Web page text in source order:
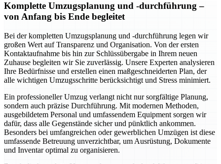
Komplette Umzugsplanung und -durchführung –
von Anfang bis Ende begleitet
Bei der kompletten Umzugsplanung und -durchführung legen wir
großen Wert auf Transparenz und Organisation. Von der ersten
Kontaktaufnahme bis hin zur Schlüssübergabe in Ihrem neuen
Zuhause begleiten wir Sie zuverlässig. Unsere Experten analysieren
Ihre Bedürfnisse und erstellen einen maßgeschneiderten Plan, der
alle wichtigen Umzugsschritte berücksichtigt und Stress minimiert.
Ein professioneller Umzug verlangt nicht nur sorgfältige Planung,
sondern auch präzise Durchführung. Mit modernen Methoden,
ausgebildetem Personal und umfassendem Equipment sorgen wir
dafür, dass alle Gegenstände sicher und pünktlich ankommen.
Besonders bei umfangreichen oder gewerblichen Umzügen ist diese
umfassende Betreuung unverzichtbar, um Ausrüstung, Dokumente
und Inventar optimal zu organisieren.